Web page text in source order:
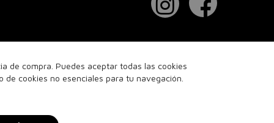
de compra. Puedes aceptar todas las cookies
cookies no esenciales para tu navegación.